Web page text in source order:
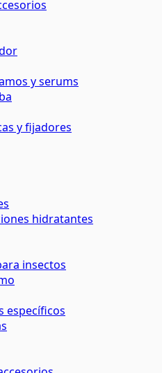
y serums
y fijadores
hidratantes
insectos
específicos